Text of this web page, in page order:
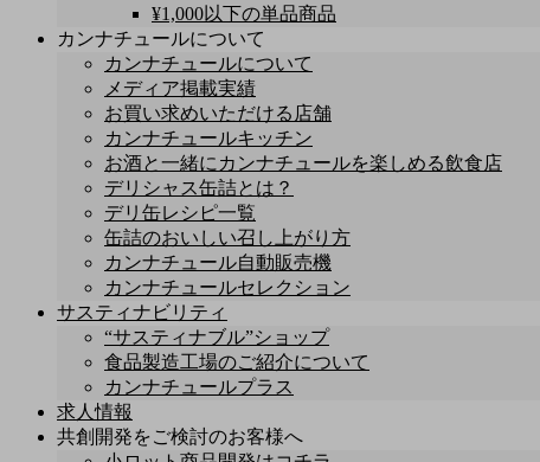
¥1,000以下の単品商品
カンナチュールについて
カンナチュールについて
メディア掲載実績
お買い求めいただける店舗
カンナチュールキッチン
お酒と一緒にカンナチュールを楽しめる飲食店
デリシャス缶詰とは？
デリ缶レシピ一覧
缶詰のおいしい召し上がり方
カンナチュール自動販売機
カンナチュールセレクション
サスティナビリティ
“サスティナブル”ショップ
食品製造工場のご紹介について
カンナチュールプラス
求人情報
共創開発をご検討のお客様へ